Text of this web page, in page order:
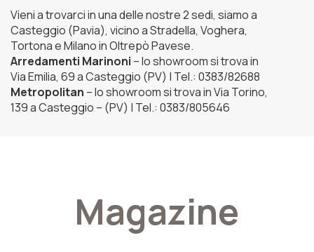
Vieni a trovarci in una delle nostre 2 sedi, siamo a
Casteggio (Pavia), vicino a Stradella, Voghera,
Tortona e Milano in Oltrepò Pavese.
Arredamenti Marinoni – lo showroom si trova in
Via Emilia, 69 a Casteggio (PV) | Tel.: 0383/82688
Metropolitan – lo showroom si trova in Via Torino,
139 a Casteggio – (PV) | Tel.: 0383/805646
Magazine